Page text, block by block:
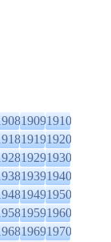
19091910
19191920
19291930
19391940
19491950
19591960
19691970